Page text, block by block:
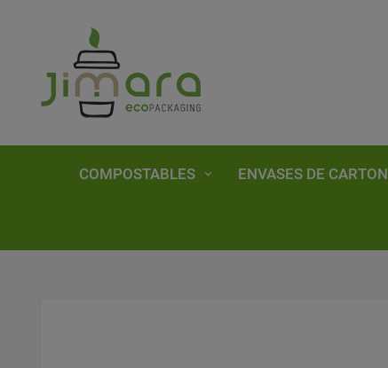
COMPOSTABLES ENVASES DE CARTON